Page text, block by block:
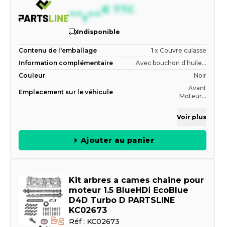
--,--€ TTC
Indisponible
Contenu de l'emballage
1 x Couvre culasse
Information complémentaire
Avec bouchon d'huile...
Couleur
Noir
Emplacement sur le véhicule
Avant
Moteur...
Voir plus
Ajouter au panier
Kit arbres a cames chaine pour
moteur 1.5 BlueHDi EcoBlue
D4D Turbo D PARTSLINE
KC02673
Réf : KC02673